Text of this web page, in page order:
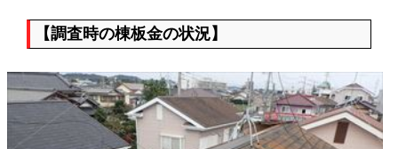
【調査時の棟板金の状況】